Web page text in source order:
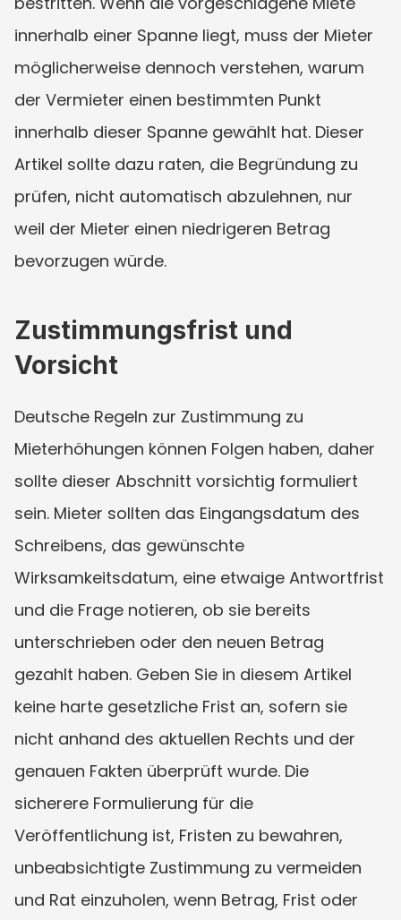
innerhalb einer Spanne liegt, muss der Mieter
möglicherweise dennoch verstehen, warum
der Vermieter einen bestimmten Punkt
innerhalb dieser Spanne gewählt hat. Dieser
Artikel sollte dazu raten, die Begründung zu
prüfen, nicht automatisch abzulehnen, nur
weil der Mieter einen niedrigeren Betrag
bevorzugen würde.
Zustimmungsfrist und
Vorsicht
Deutsche Regeln zur Zustimmung zu
Mieterhöhungen können Folgen haben, daher
sollte dieser Abschnitt vorsichtig formuliert
sein. Mieter sollten das Eingangsdatum des
Schreibens, das gewünschte
Wirksamkeitsdatum, eine etwaige Antwortfrist
und die Frage notieren, ob sie bereits
unterschrieben oder den neuen Betrag
gezahlt haben. Geben Sie in diesem Artikel
keine harte gesetzliche Frist an, sofern sie
nicht anhand des aktuellen Rechts und der
genauen Fakten überprüft wurde. Die
sicherere Formulierung für die
Veröffentlichung ist, Fristen zu bewahren,
unbeabsichtigte Zustimmung zu vermeiden
und Rat einzuholen, wenn Betrag, Frist oder